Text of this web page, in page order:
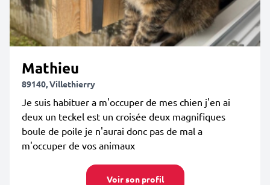
Mathieu
89140, Villethierry
Je suis habituer a m'occuper de mes chien j'en ai
deux un teckel est un croisée deux magnifiques
boule de poile je n'aurai donc pas de mal a
m'occuper de vos animaux
Voir son profil